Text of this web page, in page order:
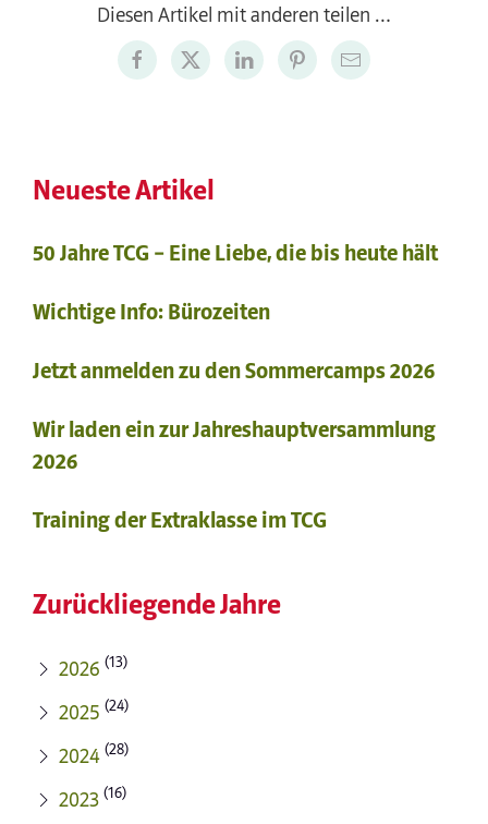
Diesen Artikel mit anderen teilen …
Neueste Artikel
50 Jahre TCG – Eine Liebe, die bis heute hält
Wichtige Info: Bürozeiten
Jetzt anmelden zu den Sommercamps 2026
Wir laden ein zur Jahreshauptversammlung
2026
Training der Extraklasse im TCG
Zurückliegende Jahre
2026 (13)
2025 (24)
2024 (28)
2023 (16)